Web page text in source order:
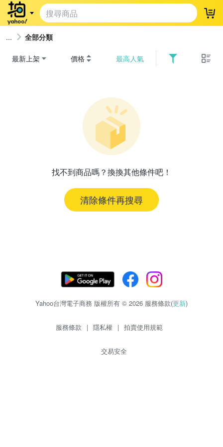
登
全部分類
最新上架 價格 最高人氣
找不到商品嗎？換換其他條件吧！
清除條件再搜尋
Yahoo台灣電子商務 版權所有 © 2026 服務條款(更新)
服務條款 | 隱私權 | 拍賣使用規範
交易安全